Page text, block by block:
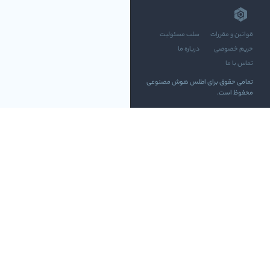
قوانین و مقررات
سلب مسئولیت
حریم خصوصی
درباره ما
تماس با ما
تمامی حقوق برای اطلس هوش مصنوعی
محفوظ است.